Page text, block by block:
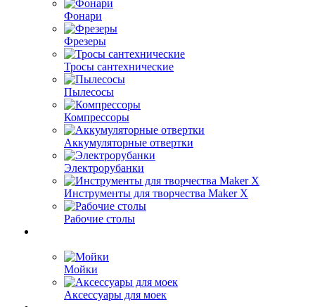
Фонари
Фрезеры
Тросы сантехнические
Пылесосы
Компрессоры
Аккумуляторные отвертки
Электрорубанки
Инструменты для творчества Maker X
Рабочие столы
Мойки
Аксессуары для моек